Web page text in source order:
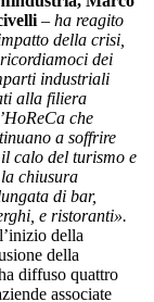
– ha reagito
della crisi,
dei
industriali
alla filiera
che
a soffrire
calo del turismo e
chiusura
di bar,
e ristoranti».
della
della
diffuso quattro
associate